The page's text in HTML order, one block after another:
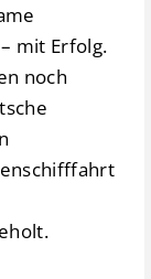
mit Erfolg.
noch